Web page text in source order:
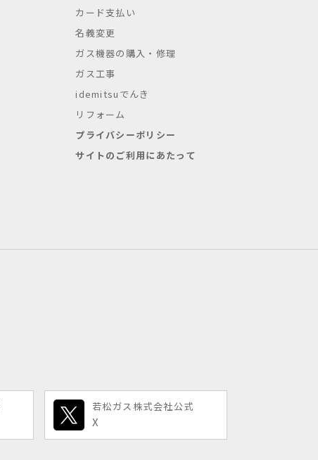
カード支払い
名義変更
ガス機器の購入・修理
ガス工事
idemitsuでんき
リフォーム
プライバシーポリシー
サイトのご利用にあたって
若松ガス株式会社公式
X